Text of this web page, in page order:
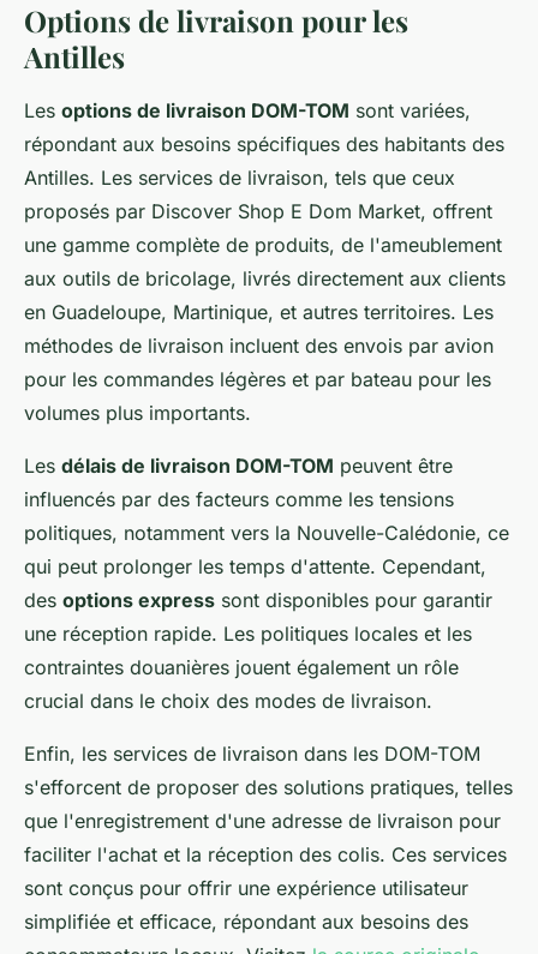
Options de livraison pour les
Antilles
Les options de livraison DOM-TOM sont variées,
répondant aux besoins spécifiques des habitants des
Antilles. Les services de livraison, tels que ceux
proposés par Discover Shop E Dom Market, offrent
une gamme complète de produits, de l'ameublement
aux outils de bricolage, livrés directement aux clients
en Guadeloupe, Martinique, et autres territoires. Les
méthodes de livraison incluent des envois par avion
pour les commandes légères et par bateau pour les
volumes plus importants.
Les délais de livraison DOM-TOM peuvent être
influencés par des facteurs comme les tensions
politiques, notamment vers la Nouvelle-Calédonie, ce
qui peut prolonger les temps d'attente. Cependant,
des options express sont disponibles pour garantir
une réception rapide. Les politiques locales et les
contraintes douanières jouent également un rôle
crucial dans le choix des modes de livraison.
Enfin, les services de livraison dans les DOM-TOM
s'efforcent de proposer des solutions pratiques, telles
que l'enregistrement d'une adresse de livraison pour
faciliter l'achat et la réception des colis. Ces services
sont conçus pour offrir une expérience utilisateur
simplifiée et efficace, répondant aux besoins des